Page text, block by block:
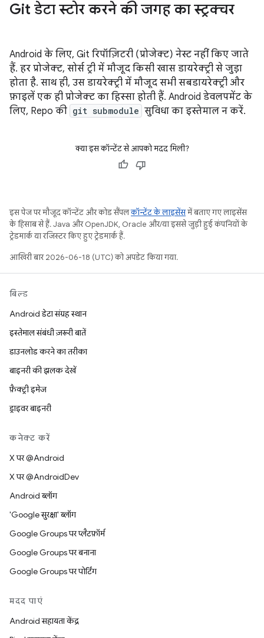
Git डेटा स्टोर करने की जगह का स्ट्रक्चर
Android के लिए, Git रिपॉज़िटरी (प्रोजेक्ट) नेस्ट नहीं किए जाते
हैं. हर प्रोजेक्ट, सोर्स ट्री में मौजूद किसी खास डायरेक्ट्री से जुड़ा
होता है. साथ ही, उस डायरेक्ट्री में मौजूद सभी सबडायरेक्ट्री और
फ़ाइलें एक ही प्रोजेक्ट का हिस्सा होती हैं. Android डेवलपमेंट के
लिए, Repo की git submodule सुविधा का इस्तेमाल न करें.
क्या इस कॉन्टेंट से आपको मदद मिली?
इस पेज पर मौजूद कॉन्टेंट और कोड सैंपलकॉन्टेंट के लाइसेंसमें बताए गए लाइसेंस
के हिसाब से हैं. Java और OpenJDK, Oracle और/या इससे जुड़ी हुई कंपनियों के
ट्रेडमार्क या रजिस्टर किए हुए ट्रेडमार्क हैं.
आखिरी बार 2026-06-18 (UTC) को अपडेट किया गया.
बिल्ड
Android डेटा संग्रह स्थान
इस्तेमाल संबंधी ज़रूरी बातें
डाउनलोड करने का तरीका
बाइनरी की झलक देखें
फ़ैक्ट्री इमेज
ड्राइवर बाइनरी
कनेक्ट करें
X पर @Android
X पर @AndroidDev
Android ब्लॉग
'Google सुरक्षा' ब्लॉग
Google Groups पर प्लैटफ़ॉर्म
Google Groups पर बनाना
Google Groups पर पोर्टिंग
मदद पाएं
Android सहायता केंद्र